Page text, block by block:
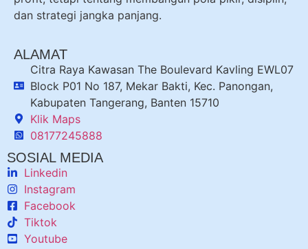
dan strategi jangka panjang.
ALAMAT
Citra Raya Kawasan The Boulevard Kavling EWL07
Block P01 No 187, Mekar Bakti, Kec. Panongan,
Kabupaten Tangerang, Banten 15710
Klik Maps
08177245888
SOSIAL MEDIA
Linkedin
Instagram
Facebook
Tiktok
Youtube